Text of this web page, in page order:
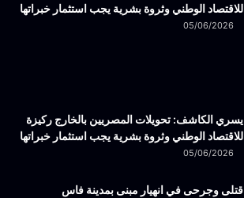
للاقتصاد الوطني وثروة بشرية يجب استثمار خبراتها
05/06/2026
يسري الكاشف: تحويلات المصريين بالخارج ركيزة
للاقتصاد الوطني وثروة بشرية يجب استثمار خبراتها
05/06/2026
قتلى وجرحى في انهيار مبنى بمدينة فاس